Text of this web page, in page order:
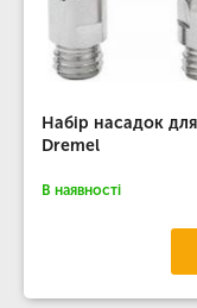
Набір насадок
Dremel
В наявності